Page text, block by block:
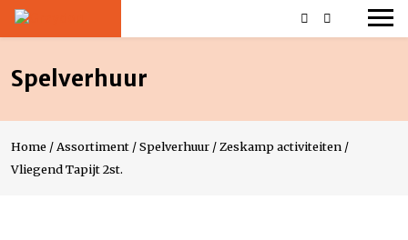
Spelverhuur
Home / Assortiment /Spelverhuur / Zeskamp activiteiten /
Vliegend Tapijt 2st.